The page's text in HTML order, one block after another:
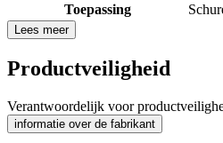
Toepassing
Lees meer
Productveiligheid
Verantwoordelijk voor
informatie over de fabrikant